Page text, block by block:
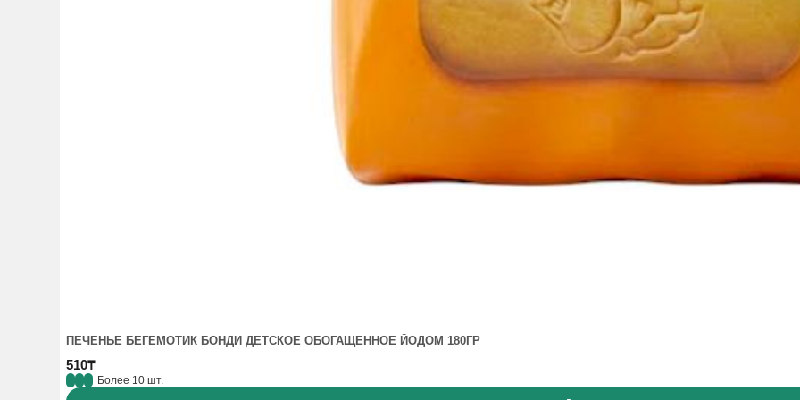
ПЕЧЕНЬЕ БЕГЕМОТИК БОНДИ ДЕТСКОЕ ОБОГАЩЕННОЕ ЙОДОМ 180ГР
510₸
Более 10 шт.